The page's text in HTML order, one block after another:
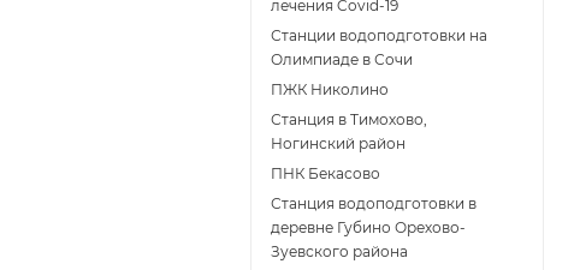
лечения Covid-19
Станции водоподготовки на
Олимпиаде в Сочи
ПЖК Николино
Станция в Тимохово,
Ногинский район
ПНК Бекасово
Станция водоподготовки в
деревне Губино Орехово-
Зуевского района